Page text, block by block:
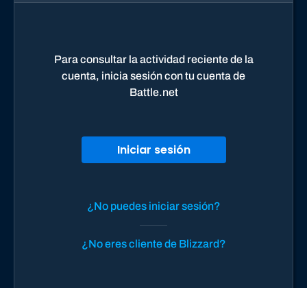
Para consultar la actividad reciente de la
cuenta, inicia sesión con tu cuenta de
Battle.net
Iniciar sesión
¿No puedes iniciar sesión?
¿No eres cliente de Blizzard?